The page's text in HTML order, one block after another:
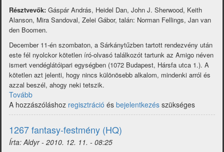
Résztvevők: Gáspár András, Heidel Dan, John J. Sherwood, Keith
Alanson, Mira Sandoval, Zelei Gábor, talán: Norman Fellings, Jan van
den Boomen.
December 11-én szombaton, a Sárkánytűzben tartott rendezvény után
este fél nyolckor kötetlen író-olvasó találkozót tartunk az Amigo néven
ismert vendéglátóipari egységben (1072 Budapest, Hársfa utca 1.). A
kötetlen azt jelenti, hogy nincs különösebb alkalom, mindenki arról és
azzal beszél, ahogy neki tetszik.
Tovább
Fantasztikus
Nap
III.
-
Budapest)
A hozzászóláshoz regisztráció és bejelentkezés szükséges
1267 fantasy-festmény (HQ)
Írta:Aldyr- 2010. 12. 11. - 08:25